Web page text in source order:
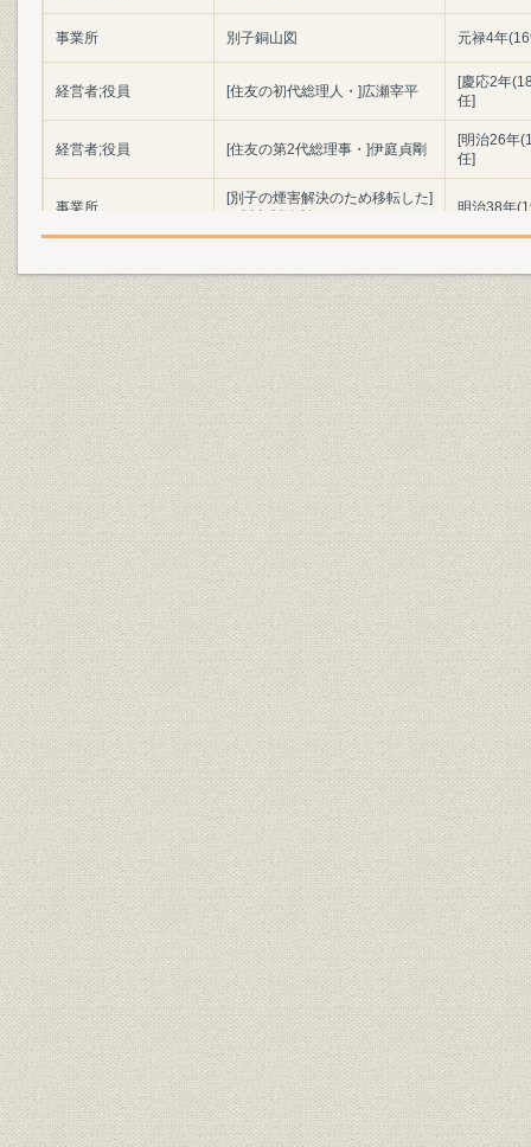
事業所 別子銅山図 元禄4年
経営者;役員 [住友の初代総理人・]広瀬宰平
[慶応2年
任]
経営者;役員 [住友の第2代総理事・]伊庭貞剛
[明治26年
任]
事業所
[別子の煙害解決のため移転した]
明治38年
也
資料
[西洋の保険には「生涯請合、火
災請合、海上請合」の3種類が
あることを紹介した福沢諭吉著]
『西洋旅案内』
[慶応3年
事業所
日之出生命本店社屋(東京市京橋
区)
大正2年
商品 利益付養老保険證券 [明治40年
経営
流行性感冒による死亡保険金支
払被保険者数
大正7年度
度(1920年
経営
死亡保険金支払高と保有契約高
増加状況の比較表(大正6年度
=100)
大正6年度
度(1920年
経営者
[日之出生命保険の経営権を委譲
した]下郷傳平
[大正10年
経営;業界 保有契約高
明治40年
(1921年)
経営;業界
保有契約高に対する諸準備金積
立額の比率
明治42年
年度(1925
組織 本店機構、販売機構 [大正14年
社名
「日之出」から「住友」への社
名変更広告
大正15年
売上;業界 大正15年度 保有契約高順位 大正15年
広告宣伝 昭和初期のパンフレット 昭和初期
財務・業績;売上
住友生命発足以来の業績進展状
況
大正15年
年度(1935
経営 当社規模の発展
大正15年